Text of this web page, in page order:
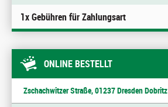
1x Gebühren für Zahlungsart
ONLINE BESTELLT
Zschachwitzer Straße, 01237 Dresden Dobritz